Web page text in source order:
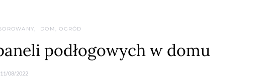
DOM, OGRÓD
podłogowych w domu
11/08/2022